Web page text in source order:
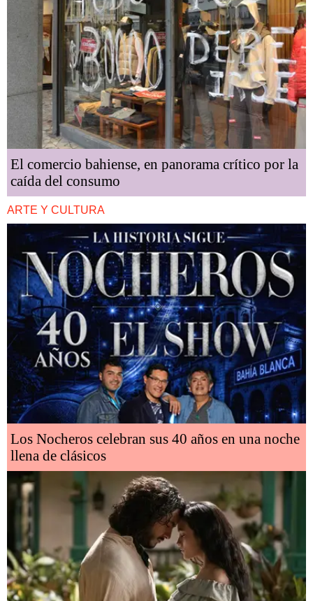
El comercio bahiense, en panorama crítico por la
caída del consumo
ARTE Y CULTURA
Los Nocheros celebran sus 40 años en una noche
llena de clásicos